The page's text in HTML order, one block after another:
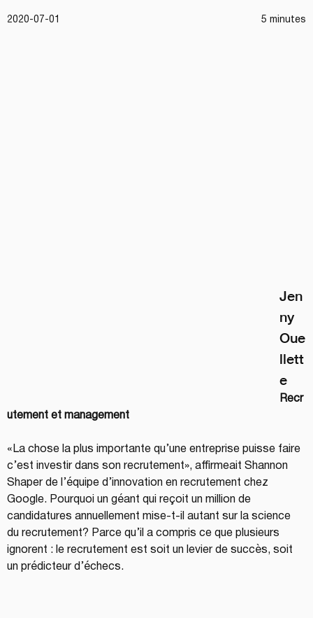
2020-07-01 5 minutes
Jen
ny
Oue
llett
e
Recr
utement et management
«La chose la plus importante qu’une entreprise puisse faire
c’est investir dans son recrutement», affirmeait Shannon
Shaper de l’équipe d’innovation en recrutement chez
Google. Pourquoi un géant qui reçoit un million de
candidatures annuellement mise-t-il autant sur la science
du recrutement? Parce qu’il a compris ce que plusieurs
ignorent : le recrutement est soit un levier de succès, soit
un prédicteur d’échecs.